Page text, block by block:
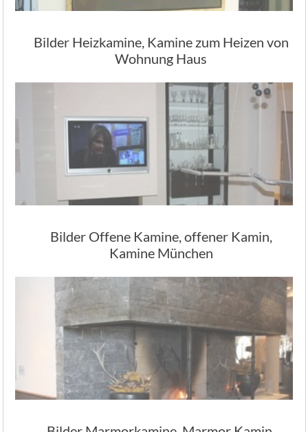
Bilder Heizkamine, Kamine zum Heizen von
Wohnung Haus
Bilder Offene Kamine, offener Kamin,
Kamine München